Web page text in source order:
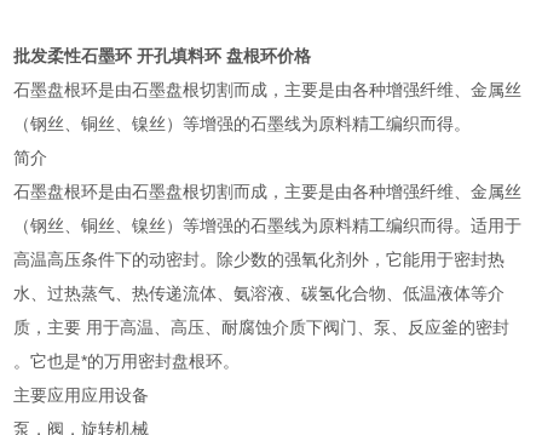
批发柔性石墨环 开孔填料环 盘根环价格
石墨盘根环是由石墨盘根切割而成，主要是由各种增强纤维、金属丝
（钢丝、铜丝、镍丝）等增强的石墨线为原料精工编织而得。
简介
石墨盘根环是由石墨盘根切割而成，主要是由各种增强纤维、金属丝
（钢丝、铜丝、镍丝）等增强的石墨线为原料精工编织而得。适用于
高温高压条件下的动密封。除少数的强氧化剂外，它能用于密封热
水、过热蒸气、热传递流体、氨溶液、碳氢化合物、低温液体等介
质，主要 用于高温、高压、耐腐蚀介质下阀门、泵、反应釜的密封
。它也是*的万用密封盘根环。
主要应用应用设备
泵，阀，旋转机械